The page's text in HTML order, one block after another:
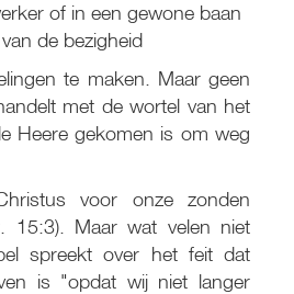
of in een gewone baan
de bezigheid
te maken. Maar geen
met de wortel van het
Heere gekomen is om weg
voor onze zonden
15:3). Maar wat velen niet
spreekt over het feit dat
is "opdat wij niet langer